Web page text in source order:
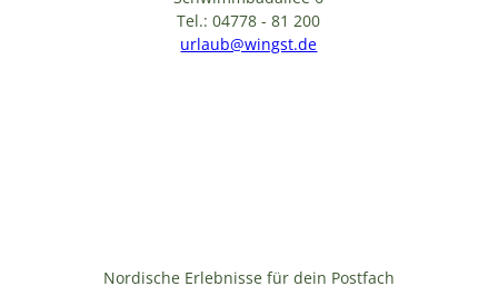
Tel.: 04778 - 81 200
urlaub@wingst.de
Nordische Erlebnisse für dein Postfach